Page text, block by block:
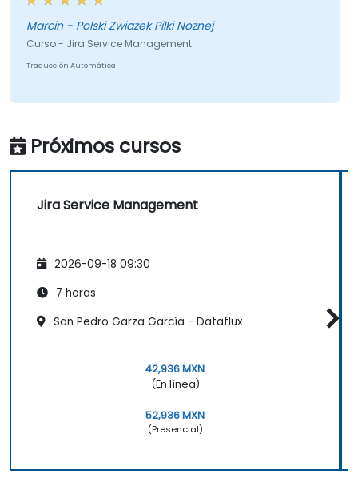
hablando y el lenguaje que intenta usar con el
público es comprensible. Solo mantén ese nivel,
creo.
Marcin - Polski Zwiazek Pilki Noznej
Curso - Jira Service Management
Traducción Automática
Próximos cursos
Jira Service Management
2026-09-18 09:30
7 horas
San Pedro Garza García - Dataflux
42,936 MXN
(En línea)
52,936 MXN
(Presencial)